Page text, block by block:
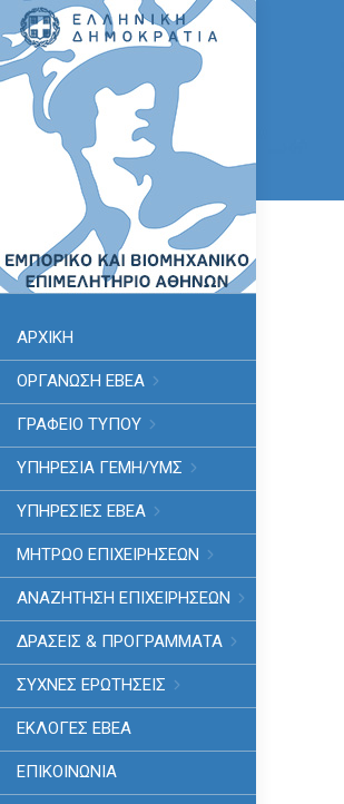
ΑΡΧΙΚΗ
ΟΡΓΑΝΩΣΗ ΕΒΕΑ
ΓΡΑΦΕΙΟ ΤΥΠΟΥ
ΥΠΗΡΕΣΊΑ ΓΕΜΗ/ΥΜΣ
ΥΠΗΡΕΣΙΕΣ ΕΒΕΑ
ΜΗΤΡΩΟ ΕΠΙΧΕΙΡΗΣΕΩΝ
ΑΝΑΖΗΤΗΣΗ ΕΠΙΧΕΙΡΗΣΕΩΝ
ΔΡΑΣΕΙΣ & ΠΡΟΓΡΑΜΜΑΤΑ
ΣΥΧΝΕΣ ΕΡΩΤΗΣΕΙΣ
ΕΚΛΟΓΈΣ ΕΒΕΑ
ΕΠΙΚΟΙΝΩΝΙΑ